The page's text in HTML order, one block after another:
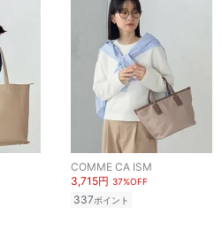
COMME CA ISM
3,715円 37%OFF
337ポイント